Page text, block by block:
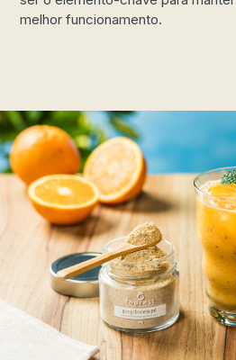
melhor funcionamento.